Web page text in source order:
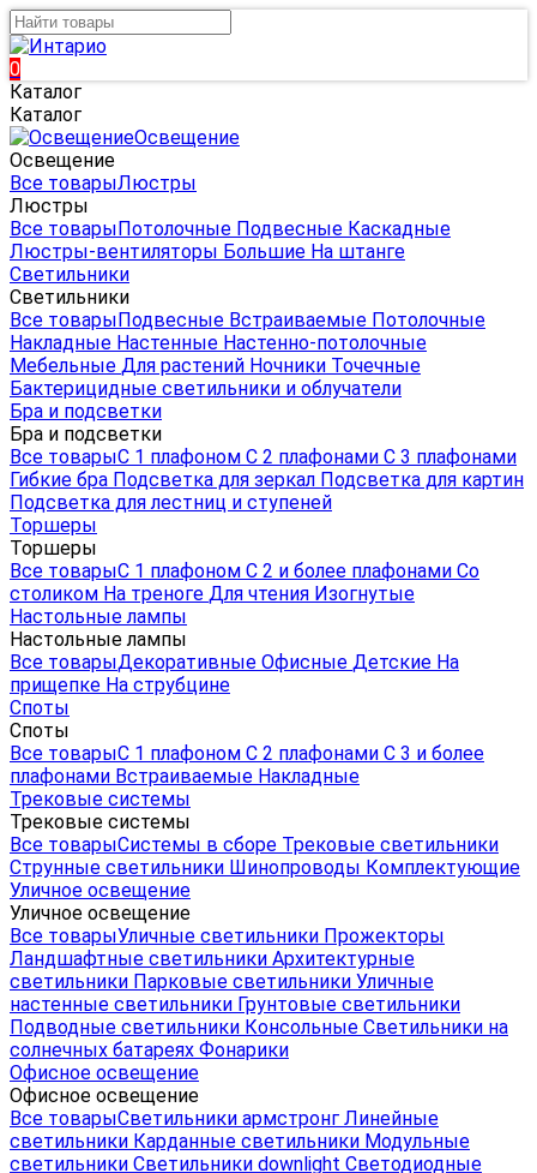
0
Каталог
Каталог
Освещение
Освещение
Все товарыЛюстры
Люстры
Все товарыПотолочные Подвесные Каскадные
Люстры-вентиляторы Большие На штанге
Светильники
Светильники
Все товарыПодвесные Встраиваемые Потолочные
Накладные Настенные Настенно-потолочные
Мебельные Для растений Ночники Точечные
Бактерицидные светильники и облучатели
Бра и подсветки
Бра и подсветки
Все товарыС 1 плафоном С 2 плафонами С 3 плафонами
Гибкие бра Подсветка для зеркал Подсветка для картин
Подсветка для лестниц и ступеней
Торшеры
Торшеры
Все товарыС 1 плафоном С 2 и более плафонами Со
столиком На треноге Для чтения Изогнутые
Настольные лампы
Настольные лампы
Все товарыДекоративные Офисные Детские На
прищепке На струбцине
Споты
Споты
Все товарыС 1 плафоном С 2 плафонами С 3 и более
плафонами Встраиваемые Накладные
Трековые системы
Трековые системы
Все товарыСистемы в сборе Трековые светильники
Струнные светильники Шинопроводы Комплектующие
Уличное освещение
Уличное освещение
Все товарыУличные светильники Прожекторы
Ландшафтные светильники Архитектурные
светильники Парковые светильники Уличные
настенные светильники Грунтовые светильники
Подводные светильники Консольные Светильники на
солнечных батареях Фонарики
Офисное освещение
Офисное освещение
Все товарыСветильники армстронг Линейные
светильники Карданные светильники Модульные
светильники Светильники downlight Светодиодные